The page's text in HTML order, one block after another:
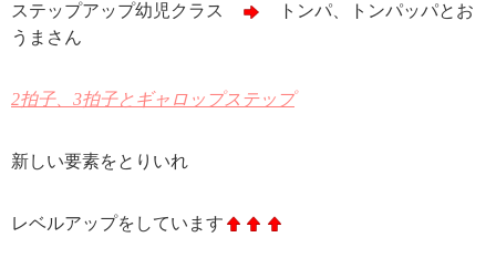
ステップアップ幼児クラス
トンパ、トンパッパとお
うまさん
2拍子、3拍子とギャロップステップ
新しい要素をとりいれ
レベルアップをしています